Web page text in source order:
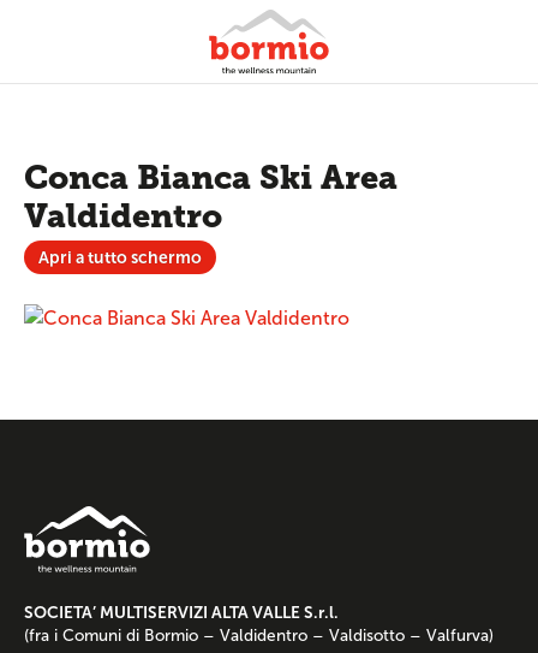
Conca Bianca Ski Area
Valdidentro
Apri a tutto schermo
SOCIETA’ MULTISERVIZI ALTA VALLE S.r.l.
(fra i Comuni di Bormio – Valdidentro – Valdisotto – Valfurva)